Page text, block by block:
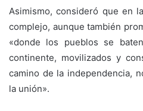
Asimismo, consideró que en
complejo, aunque también
«donde los pueblos se
continente, movilizados y
camino de la independencia,
la unión».